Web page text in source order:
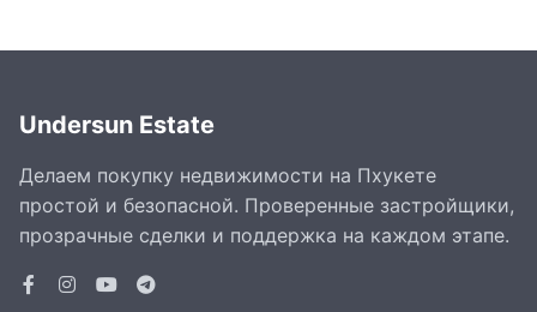
Undersun Estate
Делаем покупку недвижимости на Пхукете
простой и безопасной. Проверенные застройщики,
прозрачные сделки и поддержка на каждом этапе.